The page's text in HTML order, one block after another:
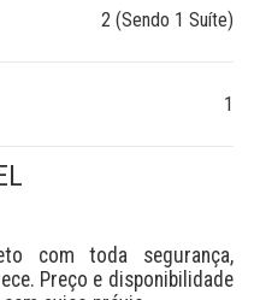
2 (Sendo 1 Suíte)
1
com toda segurança,
Preço e disponibilidade